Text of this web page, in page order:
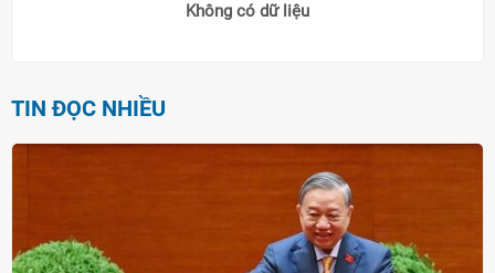
Không có dữ liệu
TIN ĐỌC NHIỀU